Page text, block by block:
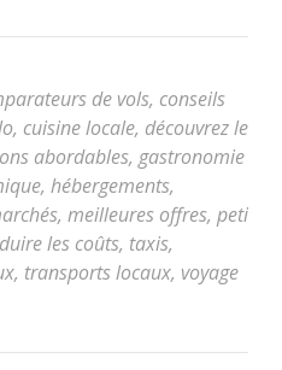
de vols, conseils
, cuisine locale, découvrez le
abordables, gastronomie
, hébergements,
, meilleures offres, petits
les coûts, taxis,
, transports locaux, voyage